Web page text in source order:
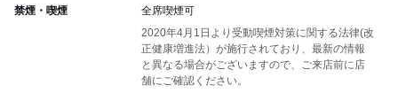
禁煙・喫煙
全席喫煙可
2020年4月1日より受動喫煙対策に関する法律(改
正健康増進法）が施行されており、最新の情報
と異なる場合がございますので、ご来店前に店
舗にご確認ください。